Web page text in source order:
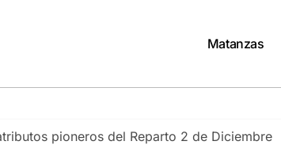
Matanzas
pioneros del Reparto 2 de Diciembre